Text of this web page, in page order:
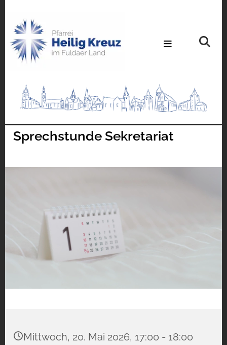
Sprechstunde Sekretariat
Mittwoch, 20. Mai 2026, 17:00 - 18:00